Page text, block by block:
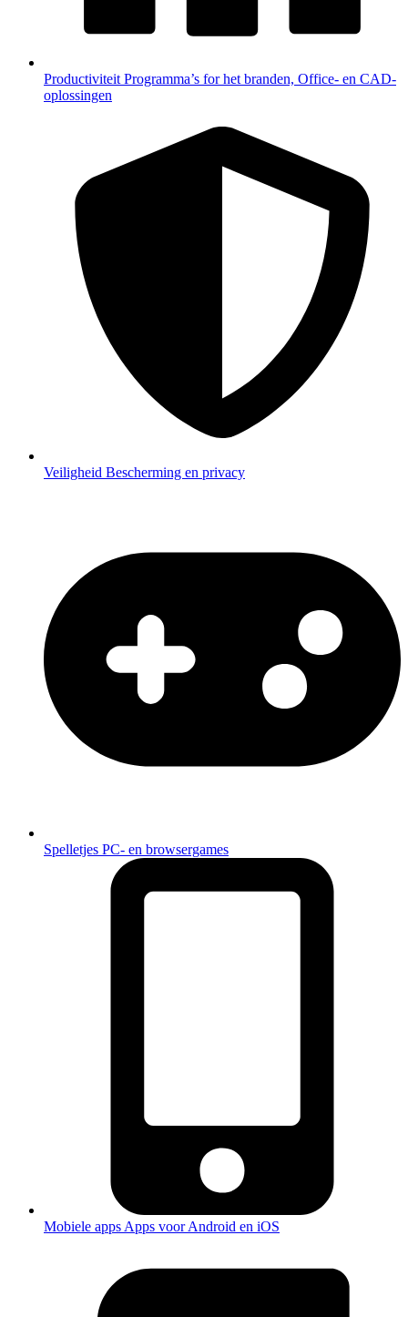
Productiviteit Programma’s for het branden, Office- en CAD-
oplossingen
Veiligheid Bescherming en privacy
Spelletjes PC- en browsergames
Mobiele apps Apps voor Android en iOS